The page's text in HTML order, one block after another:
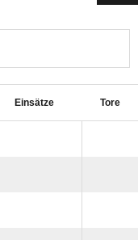
Einsätze Tore